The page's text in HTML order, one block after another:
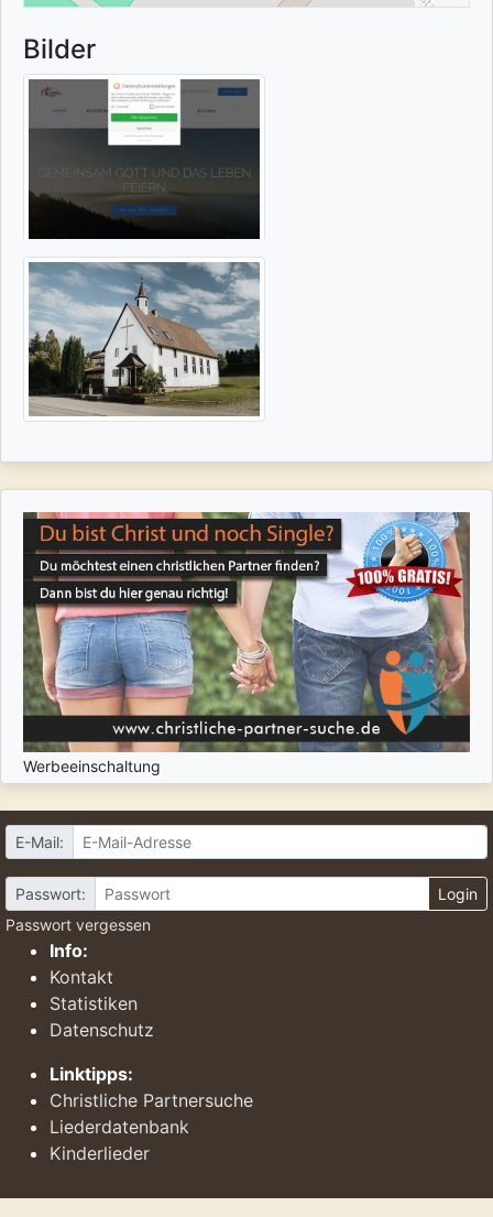
Bilder
Werbeeinschaltung
E-Mail:
Passwort:
Login
Passwort vergessen
Info:
Kontakt
Statistiken
Datenschutz
Linktipps:
Christliche Partnersuche
Liederdatenbank
Kinderlieder